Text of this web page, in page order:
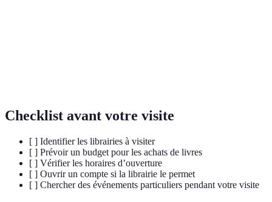
Checklist avant votre visite
[ ] Identifier les librairies à visiter
[ ] Prévoir un budget pour les achats de livres
[ ] Vérifier les horaires d’ouverture
[ ] Ouvrir un compte si la librairie le permet
[ ] Chercher des événements particuliers pendant votre visite